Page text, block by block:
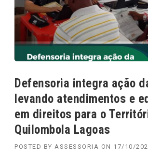
Defensoria integra ação
levando atendimentos e
em direitos para o
Quilombola Lagoas
POSTED BY ASSESSORIA ON 17/10/